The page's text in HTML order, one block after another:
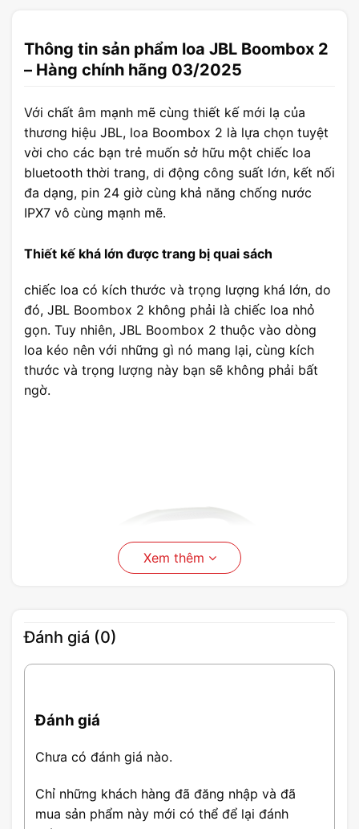
Thông tin sản phẩm loa JBL Boombox 2
– Hàng chính hãng 03/2025
Với chất âm mạnh mẽ cùng thiết kế mới lạ của
thương hiệu JBL, loa Boombox 2 là lựa chọn tuyệt
vời cho các bạn trẻ muốn sở hữu một chiếc loa
bluetooth thời trang, di động công suất lớn, kết nối
đa dạng, pin 24 giờ cùng khả năng chống nước
IPX7 vô cùng mạnh mẽ.
Thiết kế khá lớn được trang bị quai sách
chiếc loa có kích thước và trọng lượng khá lớn, do
đó, JBL Boombox 2 không phải là chiếc loa nhỏ
gọn. Tuy nhiên, JBL Boombox 2 thuộc vào dòng
loa kéo nên với những gì nó mang lại, cùng kích
thước và trọng lượng này bạn sẽ không phải bất
ngờ.
JBL Boombox 2 được trang bị quai sách dễ dàng di chuyển
JBL Boombox 2 được thiết kế dáng hình trụ bắt
mắt, đi kèm với một cái quai trông giống như một
Xem thêm
Đánh giá (0)
Đánh giá
Chưa có đánh giá nào.
Chỉ những khách hàng đã đăng nhập và đã
mua sản phẩm này mới có thể để lại đánh